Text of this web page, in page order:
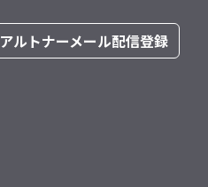
アルトナーメール配信登録